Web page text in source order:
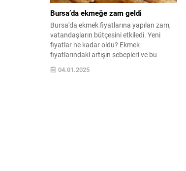
Bursa’da ekmeğe zam geldi
Bursa'da ekmek fiyatlarına yapılan zam,
vatandaşların bütçesini etkiledi. Yeni
fiyatlar ne kadar oldu? Ekmek
fiyatlarındaki artışın sebepleri ve bu
durumun tüketicilere yansımaları
hakkında detaylı bilgiye ulaşın.
04.01.2025